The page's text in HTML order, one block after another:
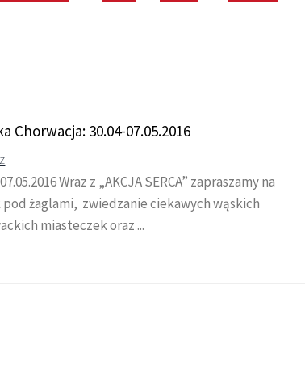
Chorwacja: 30.04-07.05.2016
Wraz z „AKCJA SERCA” zapraszamy na
żaglami, zwiedzanie ciekawych wąskich
miasteczek oraz ...